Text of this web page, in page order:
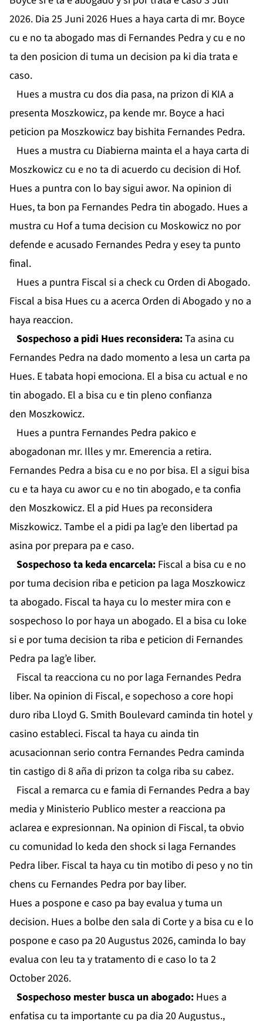
2026. Dia 25 Juni 2026 Hues a haya carta di mr. Boyce
cu e no ta abogado mas di Fernandes Pedra y cu e no
ta den posicion di tuma un decision pa ki dia trata e
caso.
Hues a mustra cu dos dia pasa, na prizon di KIA a
presenta Moszkowicz, pa kende mr. Boyce a haci
peticion pa Moszkowicz bay bishita Fernandes Pedra.
Hues a mustra cu Diabierna mainta el a haya carta di
Moszkowicz cu e no ta di acuerdo cu decision di Hof.
Hues a puntra con lo bay sigui awor. Na opinion di
Hues, ta bon pa Fernandes Pedra tin abogado. Hues a
mustra cu Hof a tuma decision cu Moskowicz no por
defende e acusado Fernandes Pedra y esey ta punto
final.
Hues a puntra Fiscal si a check cu Orden di Abogado.
Fiscal a bisa Hues cu a acerca Orden di Abogado y no a
haya reaccion.
Sospechoso a pidi Hues reconsidera:Ta asina cu
Fernandes Pedra na dado momento a lesa un carta pa
Hues. E tabata hopi emociona. El a bisa cu actual e no
tin abogado. El a bisa cu e tin pleno confianza
den Moszkowicz.
Hues a puntra Fernandes Pedra pakico e
abogadonan mr. Illes y mr. Emerencia a retira.
Fernandes Pedra a bisa cu e no por bisa. El a sigui bisa
cu e ta haya cu awor cu e no tin abogado, e ta confia
den Moszkowicz. El a pid Hues pa reconsidera
Miszkowicz. Tambe el a pidi pa lag’e den libertad pa
asina por prepara pa e caso.
Sospechoso ta keda encarcela: Fiscal a bisa cu e no
por tuma decision riba e peticion pa laga Moszkowicz
ta abogado. Fiscal ta haya cu lo mester mira con e
sospechoso lo por haya un abogado. El a bisa cu loke
si e por tuma decision ta riba e peticion di Fernandes
Pedra pa lag’e liber.
Fiscal ta reacciona cu no por laga Fernandes Pedra
liber. Na opinion di Fiscal, e sopechoso a core hopi
duro riba Lloyd G. Smith Boulevard caminda tin hotel y
casino estableci. Fiscal ta haya cu ainda tin
acusacionnan serio contra Fernandes Pedra caminda
tin castigo di 8 aña di prizon ta colga riba su cabez.
Fiscal a remarca cu e famia di Fernandes Pedra a bay
media y Ministerio Publico mester a reacciona pa
aclarea e expresionnan. Na opinion di Fiscal, ta obvio
cu comunidad lo keda den shock si laga Fernandes
Pedra liber. Fiscal ta haya cu tin motibo di peso y no tin
chens cu Fernandes Pedra por bay liber.
Hues a pospone e caso pa bay evalua y tuma un
decision. Hues a bolbe den sala di Corte y a bisa cu e lo
pospone e caso pa 20 Augustus 2026, caminda lo bay
evalua con leu ta y tratamento di e caso lo ta 2
October 2026.
Sospechoso mester busca un abogado: Hues a
enfatisa cu ta importante cu pa dia 20 Augustus.,